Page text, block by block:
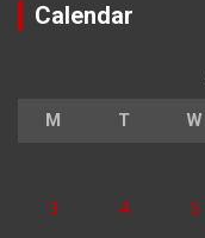
Calendar
M T W
3 4 5